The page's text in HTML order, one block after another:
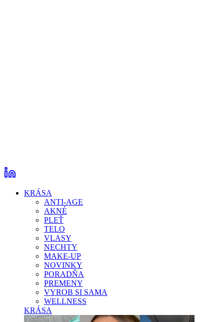
KRÁSA
ANTI-AGE
AKNÉ
PLEŤ
TELO
VLASY
NECHTY
MAKE-UP
NOVINKY
PORADŇA
PREMENY
VYROB SI SAMA
WELLNESS
KRÁSA